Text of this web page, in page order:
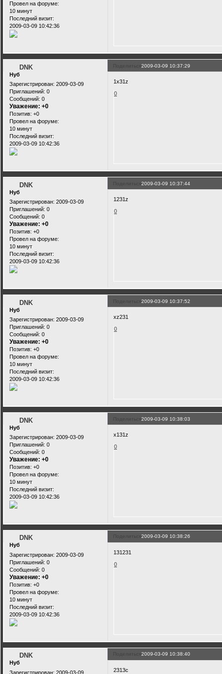
Провел на форуме:
10 минут
Последний визит:
2009-03-09 10:42:36
Поделиться2009-03-09 10:37:29
DNK
Нуб
Зарегистрирован: 2009-03-09
Приглашений: 0
Сообщений: 0
Уважение: +0
Позитив: +0
Провел на форуме:
10 минут
Последний визит:
2009-03-09 10:42:36
1x31z
0
Поделиться2009-03-09 10:37:44
DNK
Нуб
Зарегистрирован: 2009-03-09
Приглашений: 0
Сообщений: 0
Уважение: +0
Позитив: +0
Провел на форуме:
10 минут
Последний визит:
2009-03-09 10:42:36
1231z
0
Поделиться2009-03-09 10:37:52
DNK
Нуб
Зарегистрирован: 2009-03-09
Приглашений: 0
Сообщений: 0
Уважение: +0
Позитив: +0
Провел на форуме:
10 минут
Последний визит:
2009-03-09 10:42:36
xz231
0
Поделиться2009-03-09 10:38:03
DNK
Нуб
Зарегистрирован: 2009-03-09
Приглашений: 0
Сообщений: 0
Уважение: +0
Позитив: +0
Провел на форуме:
10 минут
Последний визит:
2009-03-09 10:42:36
x131z
0
Поделиться2009-03-09 10:38:26
DNK
Нуб
Зарегистрирован: 2009-03-09
Приглашений: 0
Сообщений: 0
Уважение: +0
Позитив: +0
Провел на форуме:
10 минут
Последний визит:
2009-03-09 10:42:36
131231
0
Поделиться2009-03-09 10:38:40
DNK
Нуб
Зарегистрирован: 2009-03-09 2313c